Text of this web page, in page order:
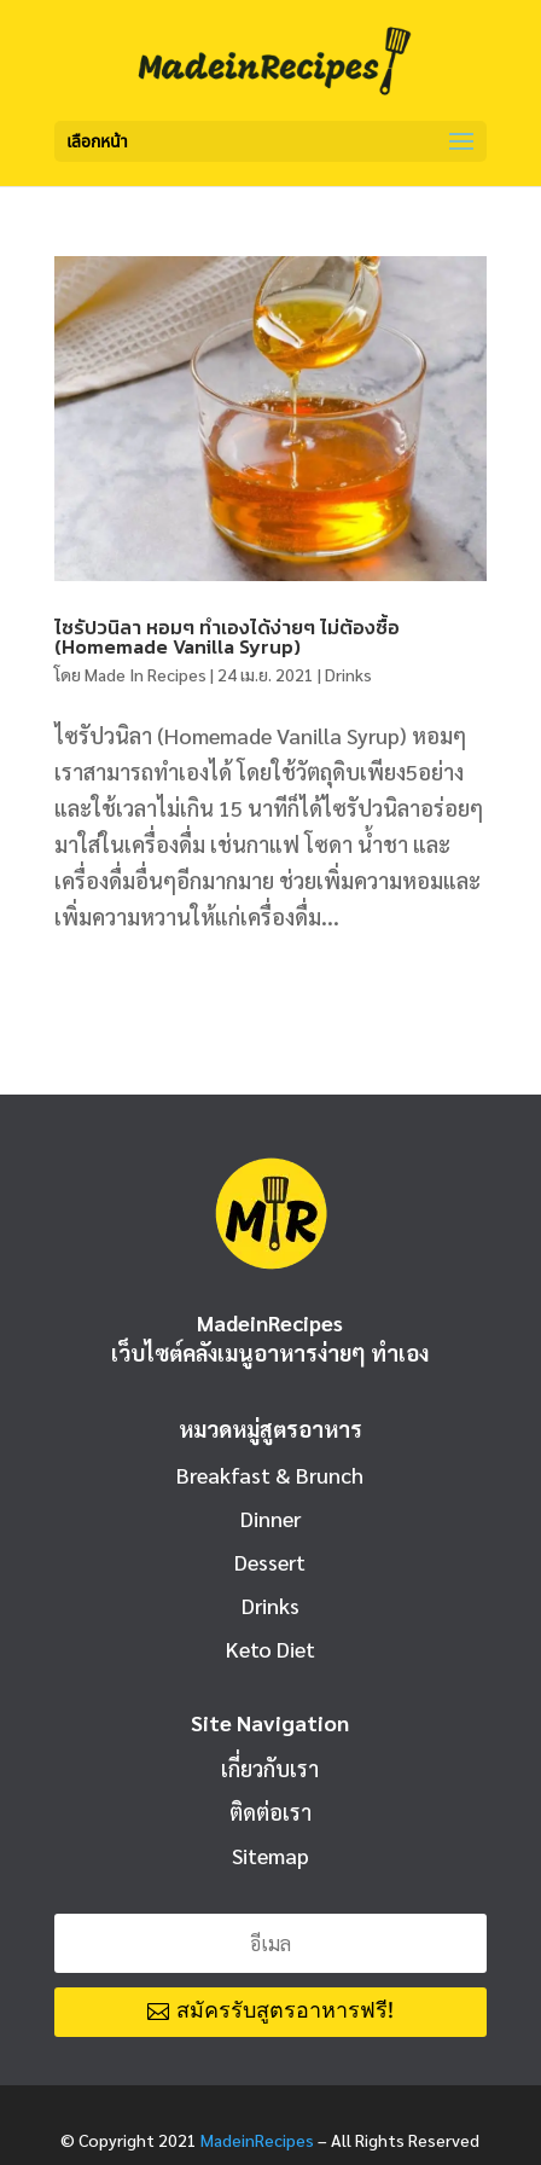
เลือกหน้า
ไซรัปวนิลา หอมๆ ทำเองได้ง่ายๆ ไม่ต้องซื้อ
(Homemade Vanilla Syrup)
โดย Made In Recipes | 24 เม.ย. 2021 | Drinks
ไซรัปวนิลา (Homemade Vanilla Syrup) หอมๆ
เราสามารถทำเองได้ โดยใช้วัตถุดิบเพียง5อย่าง
และใช้เวลาไม่เกิน 15 นาทีก็ได้ไซรัปวนิลาอร่อยๆ
มาใส่ในเครื่องดื่ม เช่นกาแฟ โซดา น้ำชา และ
เครื่องดื่มอื่นๆอีกมากมาย ช่วยเพิ่มความหอมและ
เพิ่มความหวานให้แก่เครื่องดื่ม...
MadeinRecipes
เว็บไซต์คลังเมนูอาหารง่ายๆ ทำเอง
หมวดหมู่สูตรอาหาร
Breakfast & Brunch
Dinner
Dessert
Drinks
Keto Diet
Site Navigation
เกี่ยวกับเรา
ติดต่อเรา
Sitemap
สมัครรับสูตรอาหารฟรี!
© Copyright 2021MadeinRecipes – All Rights Reserved